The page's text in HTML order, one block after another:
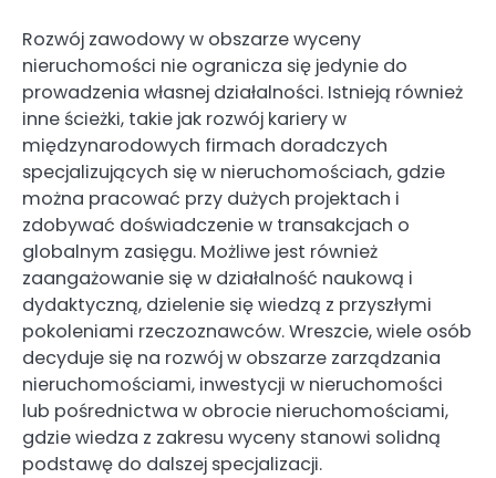
Rozwój zawodowy w obszarze wyceny
nieruchomości nie ogranicza się jedynie do
prowadzenia własnej działalności. Istnieją również
inne ścieżki, takie jak rozwój kariery w
międzynarodowych firmach doradczych
specjalizujących się w nieruchomościach, gdzie
można pracować przy dużych projektach i
zdobywać doświadczenie w transakcjach o
globalnym zasięgu. Możliwe jest również
zaangażowanie się w działalność naukową i
dydaktyczną, dzielenie się wiedzą z przyszłymi
pokoleniami rzeczoznawców. Wreszcie, wiele osób
decyduje się na rozwój w obszarze zarządzania
nieruchomościami, inwestycji w nieruchomości
lub pośrednictwa w obrocie nieruchomościami,
gdzie wiedza z zakresu wyceny stanowi solidną
podstawę do dalszej specjalizacji.